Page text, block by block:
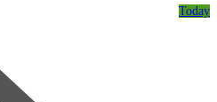
Today